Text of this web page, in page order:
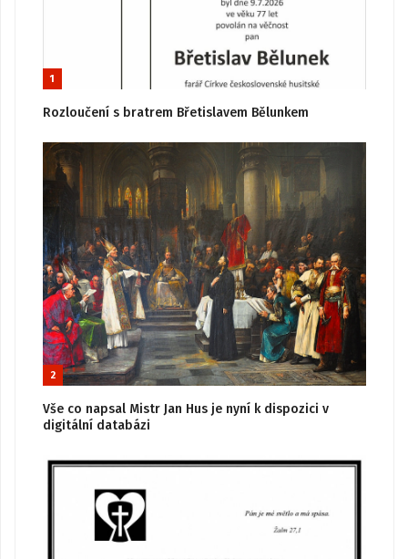
1
Rozloučení s bratrem Břetislavem Bělunkem
2
Vše co napsal Mistr Jan Hus je nyní k dispozici v
digitální databázi